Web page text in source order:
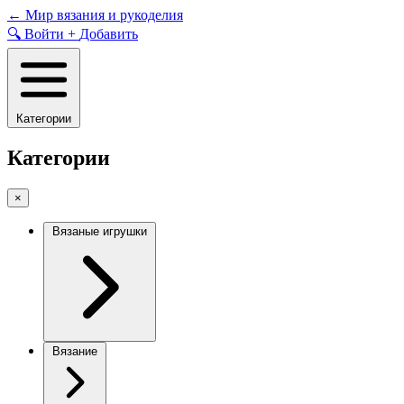
Skip
to
content
← Мир вязания и рукоделия
🔍 Войти + Добавить
Категории
Категории
×
Вязаные игрушки
Вязание